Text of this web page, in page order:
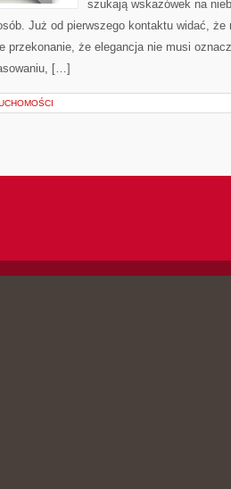
szukają wskazówek na
Już od pierwszego kontaktu widać, że
przekonanie, że elegancja nie musi
[…]